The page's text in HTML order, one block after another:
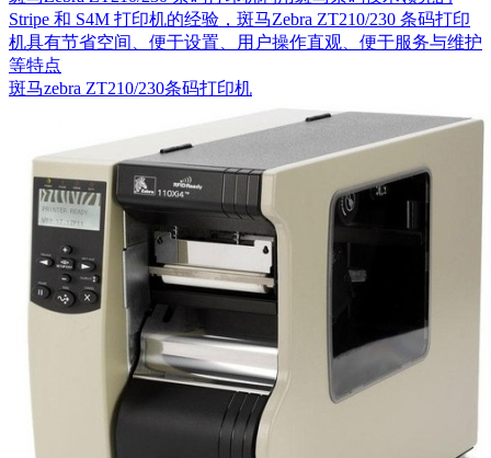
Stripe 和 S4M 打印机的经验，斑马Zebra ZT210/230 条码打印
机具有节省空间、便于设置、用户操作直观、便于服务与维护
等特点
斑马zebra ZT210/230条码打印机